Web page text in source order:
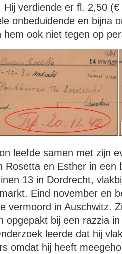
Hij verdiende er fl. 2,50
onbeduidende en bijna
hem ook niet tegen op
leefde samen met zijn
Rosetta en Esther in een
13 in Dordrecht,
Eind november en
vermoord in Auschwitz.
opgepakt bij een razzia
leerde dat hij
omdat hij heeft